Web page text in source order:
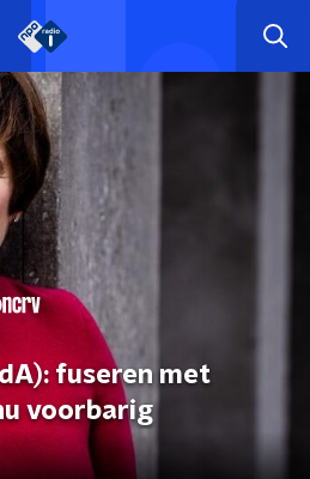
fuseren met
voorbarig